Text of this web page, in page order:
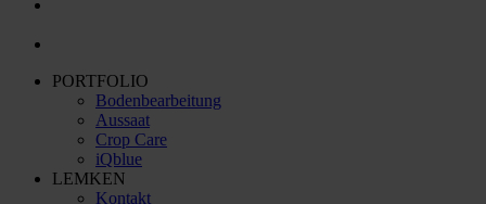
PORTFOLIO
Bodenbearbeitung
Aussaat
Crop Care
iQblue
LEMKEN
Kontakt